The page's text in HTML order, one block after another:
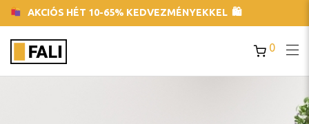
AKCIÓS HÉT 10-65% KEDVEZMÉNYEKKEL 🛍
0